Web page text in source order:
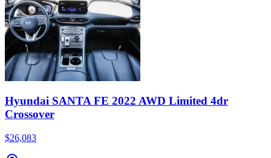
Hyundai SANTA FE 2022 AWD Limited 4dr
Crossover
$26,083